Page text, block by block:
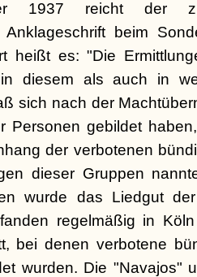
1937 reicht der
Anklageschrift beim
heißt es: "Die
diesem als auch in
sich nach der
Personen gebildet
der verbotenen
dieser Gruppen
wurde das Liedgut
regelmäßig in
bei denen verbotene
wurden. Die "Navajos"